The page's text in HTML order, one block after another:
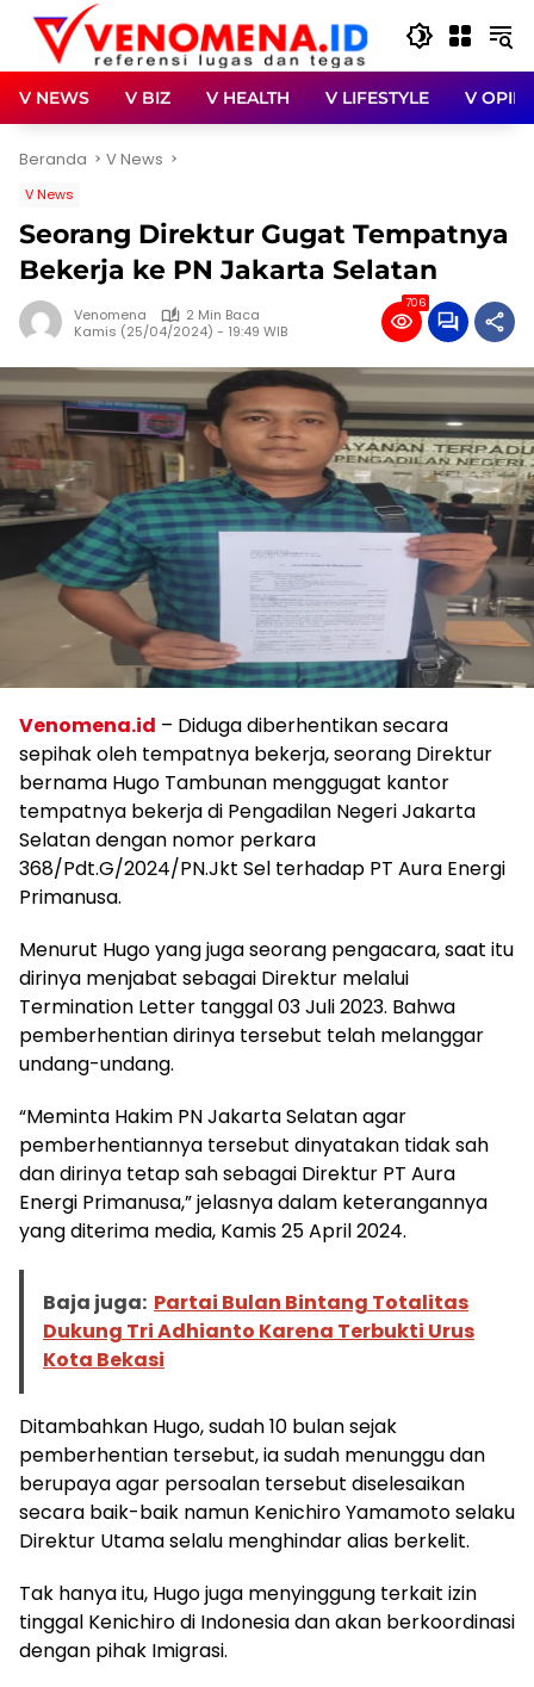
Langsung
konten
V NEWS V BIZ V HEALTH V LIFESTYLE V OPINI
Beranda V News
V News
Seorang Direktur Gugat Tempatnya
Bekerja ke PN Jakarta Selatan
Venomena
2 Min Baca
Kamis (25/04/2024) - 19:49 WIB
706
Venomena.id – Diduga diberhentikan secara
sepihak oleh tempatnya bekerja, seorang Direktur
bernama Hugo Tambunan menggugat kantor
tempatnya bekerja di Pengadilan Negeri Jakarta
Selatan dengan nomor perkara
368/Pdt.G/2024/PN.Jkt Sel terhadap PT Aura Energi
Primanusa.
Menurut Hugo yang juga seorang pengacara, saat itu
dirinya menjabat sebagai Direktur melalui
Termination Letter tanggal 03 Juli 2023. Bahwa
pemberhentian dirinya tersebut telah melanggar
undang-undang.
“Meminta Hakim PN Jakarta Selatan agar
pemberhentiannya tersebut dinyatakan tidak sah
dan dirinya tetap sah sebagai Direktur PT Aura
Energi Primanusa,” jelasnya dalam keterangannya
yang diterima media, Kamis 25 April 2024.
Baja juga: Partai Bulan Bintang Totalitas
Dukung Tri Adhianto Karena Terbukti Urus
Kota Bekasi
Ditambahkan Hugo, sudah 10 bulan sejak
pemberhentian tersebut, ia sudah menunggu dan
berupaya agar persoalan tersebut diselesaikan
secara baik-baik namun Kenichiro Yamamoto selaku
Direktur Utama selalu menghindar alias berkelit.
Tak hanya itu, Hugo juga menyinggung terkait izin
tinggal Kenichiro di Indonesia dan akan berkoordinasi
dengan pihak Imigrasi.